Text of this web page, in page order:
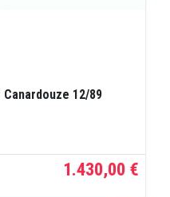
12/89
1.430,00 €